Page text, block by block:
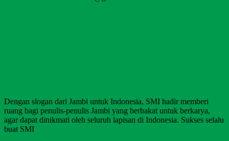
Dengan slogan dari Jambi untuk Indonesia, SMI hadir memberi
ruang bagi penulis-penulis Jambi yang berbakat untuk berkarya,
agar dapat dinikmati oleh seluruh lapisan di Indonesia. Sukses selalu
buat SMI